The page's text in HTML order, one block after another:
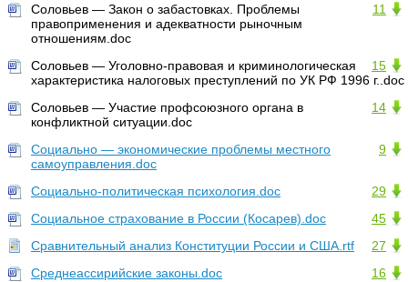
11
Соловьев — Закон о забастовках. Проблемы
правоприменения и адекватности рыночным
отношениям.doc
15
Соловьев — Уголовно-правовая и криминологическая
характеристика налоговых преступлений по УК РФ 1996 г..doc
14
Соловьев — Участие профсоюзного органа в
конфликтной ситуации.doc
9
Социально — экономические проблемы местного
самоуправления.doc
29
Социально-политическая психология.doc
45
Социальное страхование в России (Косарев).doc
27
Сравнительный анализ Конституции России и США.rtf
16
Среднеассирийские законы.doc